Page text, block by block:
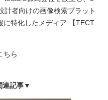
計者向けの画像検索プラット
に特化したメディア 【TECT
ちら
連記事▼